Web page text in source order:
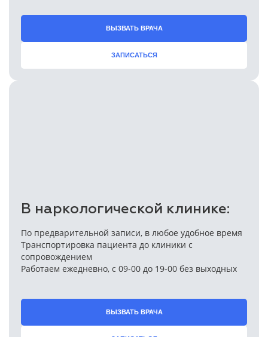
ВЫЗВАТЬ ВРАЧА
ЗАПИСАТЬСЯ
В наркологической клинике:
По предварительной записи, в любое удобное время
Транспортировка пациента до клиники с
сопровождением
Работаем ежедневно, с 09-00 до 19-00 без выходных
ВЫЗВАТЬ ВРАЧА